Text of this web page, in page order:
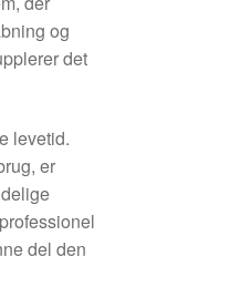
og
det
levetid.
er
del den